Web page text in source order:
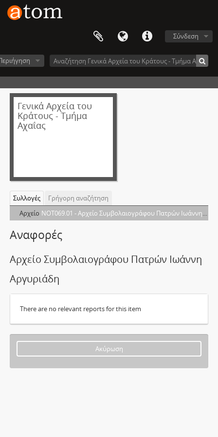
Σύνδεση
Γενικά Αρχεία του
Κράτους - Τμήμα
Αχαΐας
Συλλογές
Γρήγορη αναζήτηση
Αρχείο NOT069.01 - Αρχείο Συμβολαιογράφου Πατρών Ιωάννη Αργυριάδη
Αναφορές
Αρχείο Συμβολαιογράφου Πατρών Ιωάννη
Αργυριάδη
There are no relevant reports for this item
Ακύρωση